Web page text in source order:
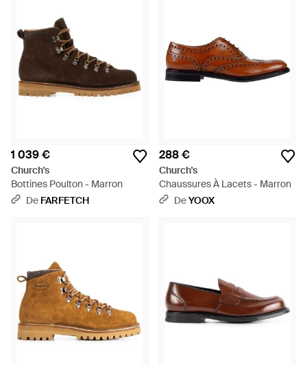
1 039 €
Church's
Bottines Poulton - Marron
De FARFETCH
288 €
Church's
Chaussures À Lacets - Marron
DeYOOX